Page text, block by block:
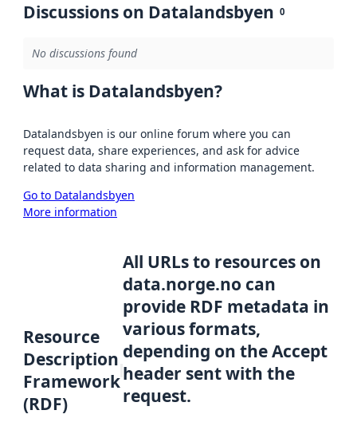
Discussions on Datalandsbyen 0
No discussions found
What is Datalandsbyen?
Datalandsbyen is our online forum where you can
request data, share experiences, and ask for advice
related to data sharing and information management.
Go to Datalandsbyen
More information
Resource
Description
Framework
(RDF)
All URLs to resources on
data.norge.no can
provide RDF metadata in
various formats,
depending on the Accept
header sent with the
request.